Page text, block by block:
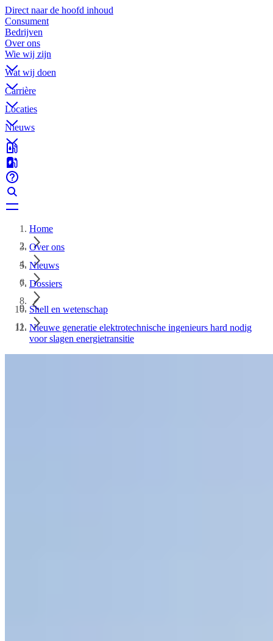
Direct naar de hoofd inhoud
Consument
Bedrijven
Over ons
Wie wij zijn
Wat wij doen
Carrière
Locaties
Nieuws
Home
Over ons
Nieuws
Dossiers
Shell en wetenschap
Nieuwe generatie elektrotechnische ingenieurs hard nodig
voor slagen energietransitie